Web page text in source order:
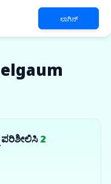
ಲಾಗಿನ್
ಪರಿಶೀಲಿಸಿ2